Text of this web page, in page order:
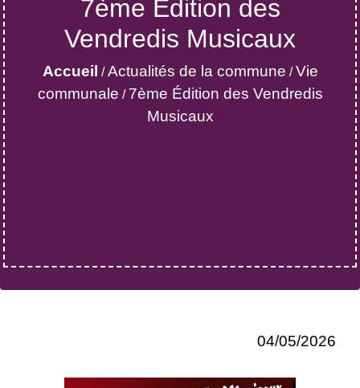
7ème Édition des
Vendredis Musicaux
Accueil /Actualités de la commune /Vie
communale / 7ème Édition des Vendredis
Musicaux
04/05/2026